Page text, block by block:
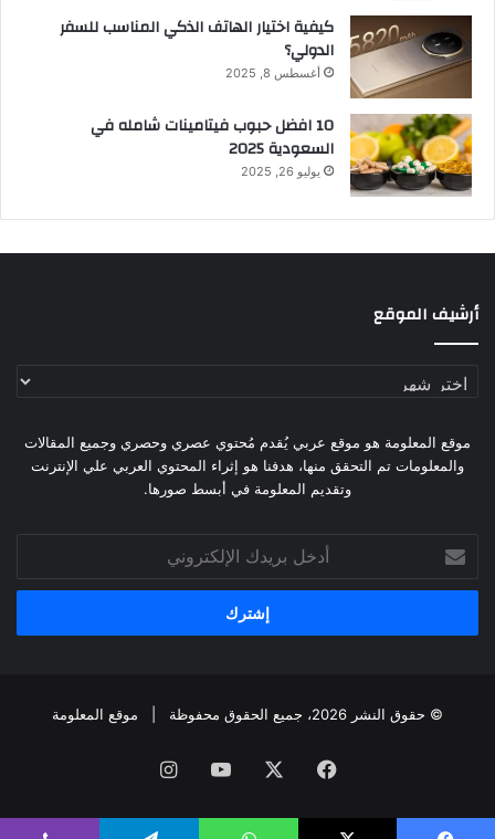
كيفية اختيار الهاتف الذكي المناسب للسفر
الدولي؟
أغسطس 8, 2025
10 افضل حبوب فيتامينات شامله​ في
السعودية 2025
يوليو 26, 2025
أرشيف الموقع
أرشيف
موقع المعلومة هو موقع عربي يُقدم مُحتوي عصري وحصري وجميع المقالات
والمعلومات تم التحقق منها، هدفنا هو إثراء المحتوي العربي علي الإنترنت
وتقديم المعلومة في أبسط صورها.
بريدك
الإلكتروني
© حقوق النشر 2026، جميع الحقوق محفوظة | موقع المعلومة
فيسبوك يوتيوبانستقرام